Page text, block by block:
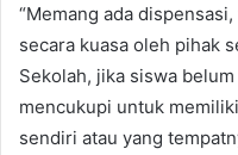
“Memang ada
secara kuasa oleh pihak
Sekolah, jika siswa
mencukupi untuk
sendiri atau yang